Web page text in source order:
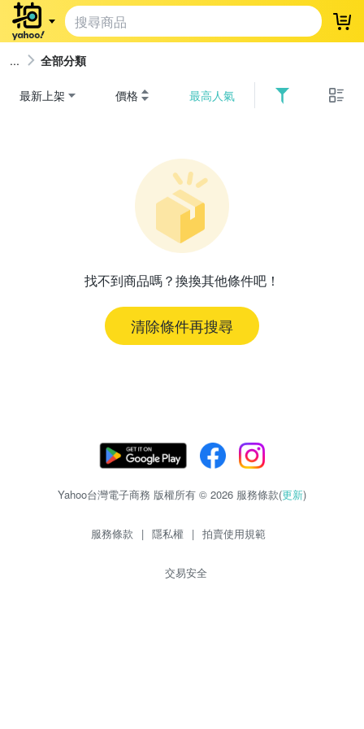
登
全部分類
最新上架 價格 最高人氣
找不到商品嗎？換換其他條件吧！
清除條件再搜尋
Yahoo台灣電子商務 版權所有 © 2026 服務條款(更新)
服務條款 | 隱私權 | 拍賣使用規範
交易安全